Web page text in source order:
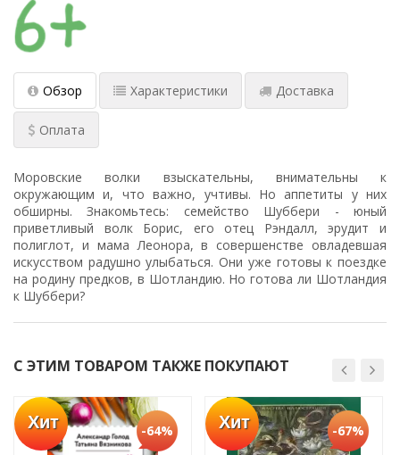
Обзор Характеристики Доставка
Оплата
Моровские волки взыскательны, внимательны к
окружающим и, что важно, учтивы. Но аппетиты у них
обширны. Знакомьтесь: семейство Шуббери - юный
приветливый волк Борис, его отец Рэндалл, эрудит и
полиглот, и мама Леонора, в совершенстве овладевшая
искусством радушно улыбаться. Они уже готовы к поездке
на родину предков, в Шотландию. Но готова ли Шотландия
к Шуббери?
С ЭТИМ ТОВАРОМ ТАКЖЕ ПОКУПАЮТ
Хит -64% Хит -67%